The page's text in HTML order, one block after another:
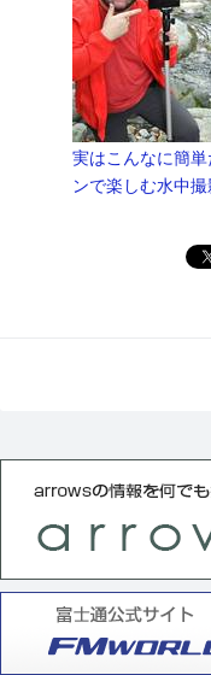
実はこんなに簡
ンで楽しむ水中